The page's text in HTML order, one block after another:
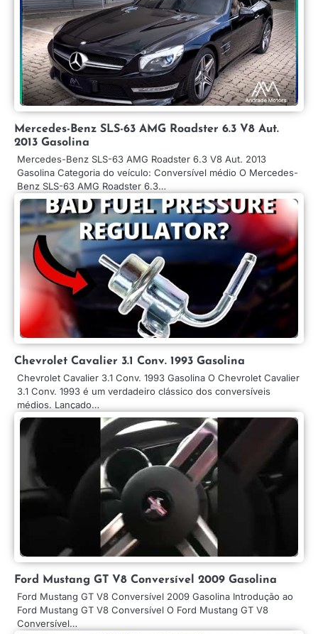
Mercedes-Benz SLS-63 AMG Roadster 6.3 V8 Aut.
2013 Gasolina
Mercedes-Benz SLS-63 AMG Roadster 6.3 V8 Aut. 2013
Gasolina Categoria do veículo: Conversível médio O Mercedes-
Benz SLS-63 AMG Roadster 6.3…
Chevrolet Cavalier 3.1 Conv. 1993 Gasolina
Chevrolet Cavalier 3.1 Conv. 1993 Gasolina O Chevrolet Cavalier
3.1 Conv. 1993 é um verdadeiro clássico dos conversíveis
médios. Lançado…
Ford Mustang GT V8 Conversível 2009 Gasolina
Ford Mustang GT V8 Conversível 2009 Gasolina Introdução ao
Ford Mustang GT V8 Conversível O Ford Mustang GT V8
Conversível…